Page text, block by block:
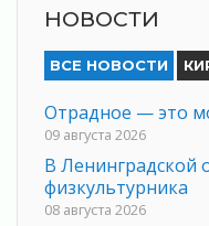
НОВОСТИ
ВСЕ НОВОСТИ
Отрадное — это
09 августа 2026
В Ленинградской
физкультурника
08 августа 2026